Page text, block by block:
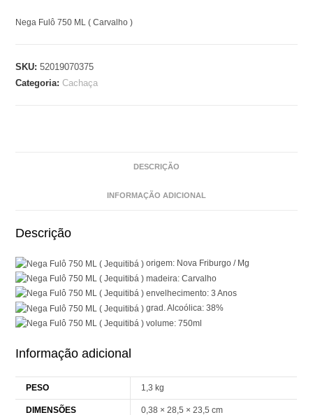
Nega Fulô 750 ML ( Carvalho )
SKU:52019070375
Categoria:Cachaça
DESCRIÇÃO
INFORMAÇÃO ADICIONAL
Descrição
origem: Nova Friburgo / Mg
madeira: Carvalho
envelhecimento: 3 Anos
grad. Alcoólica: 38%
volume: 750ml
Informação adicional
PESO 1,3 kg
DIMENSÕES 0,38 × 28,5 × 23,5 cm